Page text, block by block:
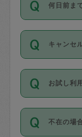
時間も被
社員など
登録して
日本語
ールに記
を依頼し
確認して
ング動画
現場トラ
ジさんが
※テスト
参考
【
を通して
適用され
です。作
をさせた
す。
写真を撮
何日前ま
ご依頼は
以降）の
す。
タスカジ
可能です
キャンセ
キャンセ
す。
1. 直前キ
お試し利
「お試し
せんが、
不在の場